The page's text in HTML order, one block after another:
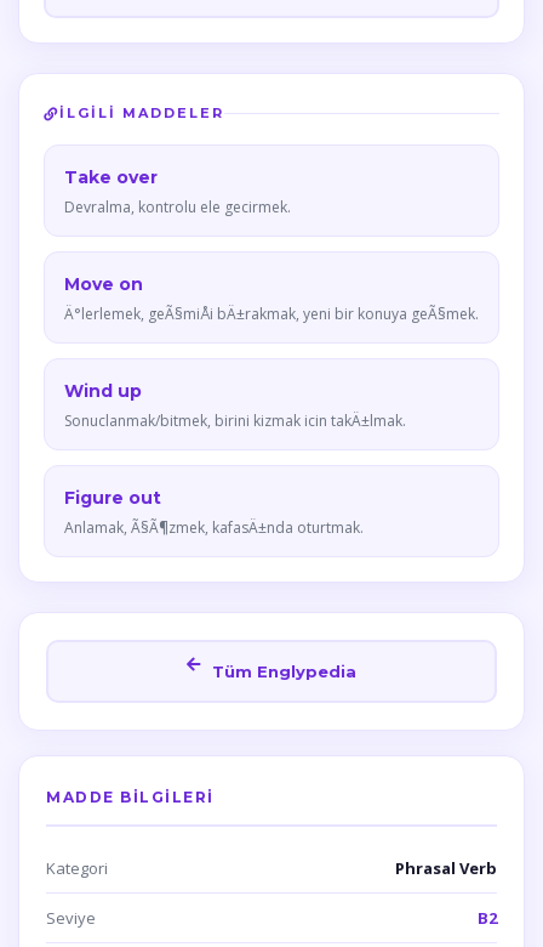
İLGILI MADDELER
Take over
Devralma, kontrolu ele gecirmek.
Move on
Ä°lerlemek, geÃ§miÅi bÄ±rakmak, yeni bir konuya geÃ§mek.
Wind up
Sonuclanmak/bitmek, birini kizmak icin takÄ±lmak.
Figure out
Anlamak, Ã§Ã¶zmek, kafasÄ±nda oturtmak.
Tüm Englypedia
MADDE BILGILERI
Kategori Phrasal Verb
Seviye B2